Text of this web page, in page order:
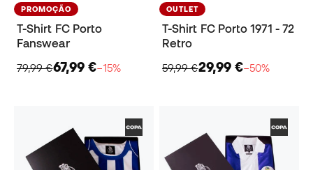
PROMOÇÃO
T-Shirt FC Porto
Fanswear
79,99 €67,99 €−15%
OUTLET
T-Shirt FC Porto 1971 - 72
Retro
59,99 €29,99 €−50%